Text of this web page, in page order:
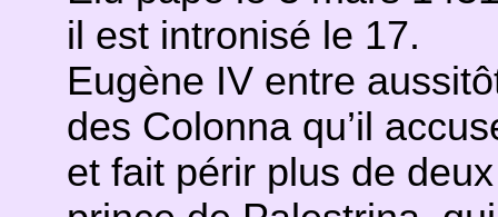
il est intronisé le 17.
Eugène IV entre
des Colonna qu’il
et fait périr plus de